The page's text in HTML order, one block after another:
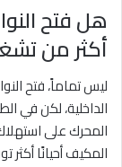
هل فتح
أكثر من
ليس تماماً، فتح
الداخلية، لكن في
المحرك على
المكيف أحيانًا أكثر